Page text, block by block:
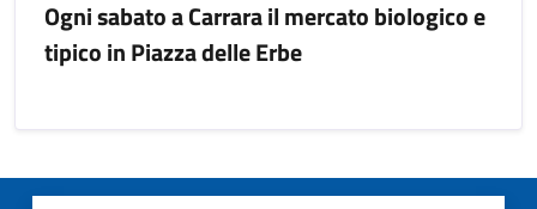
Ogni sabato a Carrara il mercato biologico e
tipico in Piazza delle Erbe